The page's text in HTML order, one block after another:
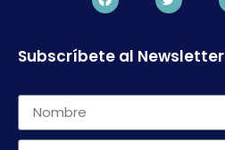
Subscríbete al Newsletter